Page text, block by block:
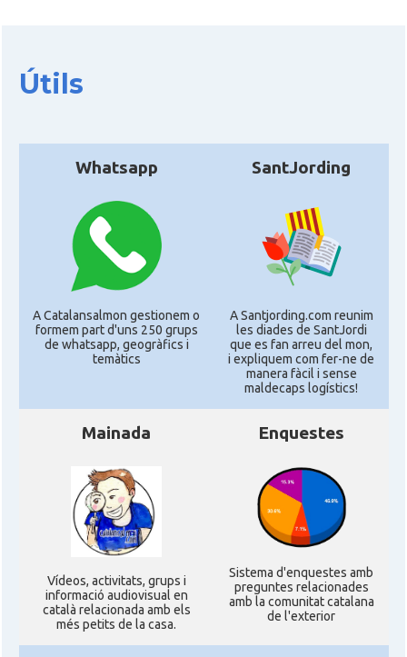
Útils
Whatsapp
A Catalansalmon gestionem o
formem part d'uns 250 grups
de whatsapp, geogràfics i
temàtics
SantJording
A Santjording.com reunim
les diades de SantJordi
que es fan arreu del mon,
i expliquem com fer-ne de
manera fàcil i sense
maldecaps logí­stics!
Mainada
Ví­deos, activitats, grups i
informació audiovisual en
català relacionada amb els
més petits de la casa.
Enquestes
Sistema d'enquestes amb
preguntes relacionades
amb la comunitat catalana
de l'exterior